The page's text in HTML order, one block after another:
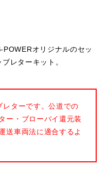
オリジナルのセッ
レターキット。
ターです。公道での
ー・ブローバイ還元装
送車両法に適合するよ